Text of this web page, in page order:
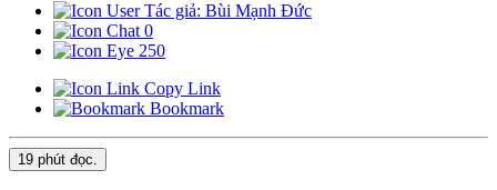
Tác giả: Bùi Mạnh Đức
0
250
Copy Link
Bookmark
19 phút đọc.